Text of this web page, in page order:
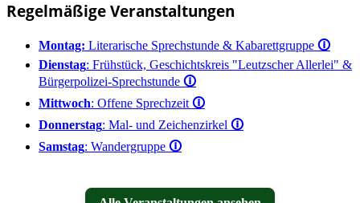
Regelmäßige Veranstaltungen
Montag: Literarische Sprechstunde & Kabarettgruppe 🛈
Dienstag: Frühstück, Geschichtskreis "Leutzscher Allerlei" &
Bürgerpolizei-Sprechstunde 🛈
Mittwoch: Offene Sprechzeit 🛈
Donnerstag: Mal- und Zeichenzirkel 🛈
Samstag: Wandergruppe 🛈